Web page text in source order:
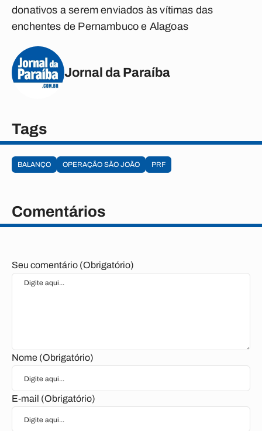
donativos a serem enviados às vítimas das
enchentes de Pernambuco e Alagoas
Jornal da Paraíba
Tags
BALANÇO OPERAÇÃO SÃO JOÃO PRF
Comentários
Seu comentário (Obrigatório)
Nome (Obrigatório)
E-mail (Obrigatório)